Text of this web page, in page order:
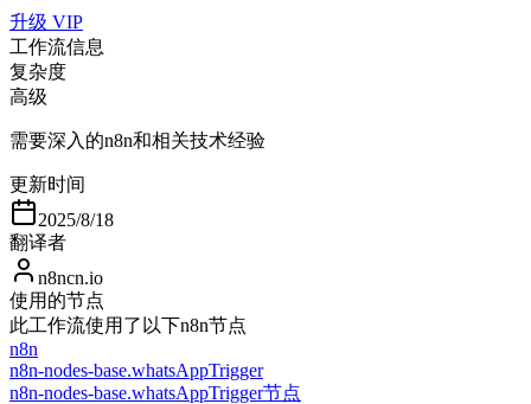
升级 VIP
工作流信息
复杂度
高级
需要深入的n8n和相关技术经验
更新时间
2025/8/18
翻译者
n8ncn.io
使用的节点
此工作流使用了以下n8n节点
n8n
n8n-nodes-base.whatsAppTrigger
n8n-nodes-base.whatsAppTrigger节点